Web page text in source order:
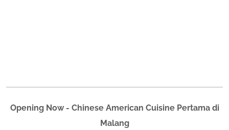
Opening Now - Chinese American Cuisine Pertama di
Malang